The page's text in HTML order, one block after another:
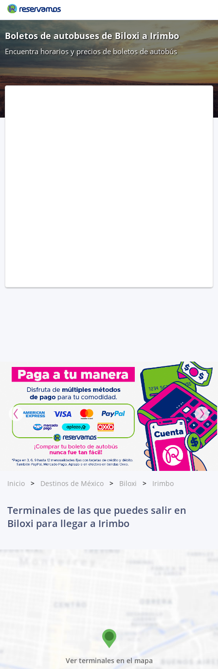
Boletos de autobuses de Biloxi a Irimbo
Encuentra horarios y precios de boletos de autobús
Inicio Destinos de México Biloxi Irimbo
Terminales de las que puedes salir en
Biloxi para llegar a Irimbo
Ver terminales en el mapa